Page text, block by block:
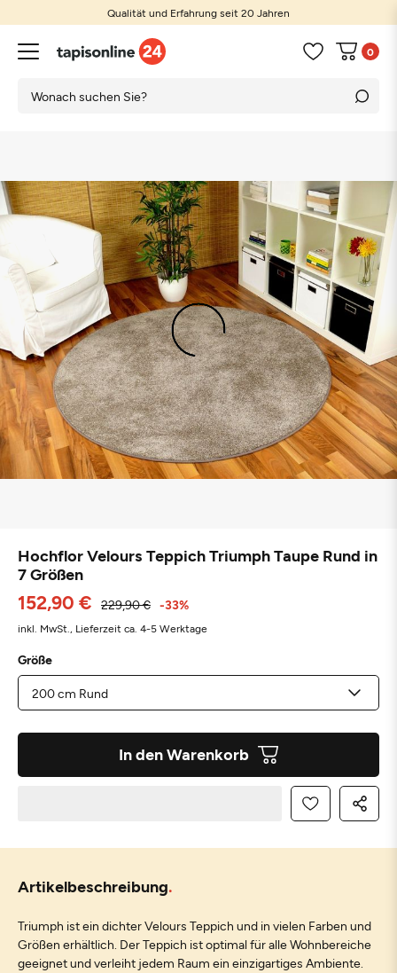
Qualität und Erfahrung seit 20 Jahren
0
Hochflor Velours Teppich Triumph Taupe Rund in
7 Größen
152,90 € 229,90 € -33%
inkl. MwSt., Lieferzeit ca. 4-5 Werktage
Größe
In den Warenkorb
Artikelbeschreibung
Triumph ist ein dichter Velours Teppich und in vielen Farben und
Größen erhältlich. Der Teppich ist optimal für alle Wohnbereiche
geeignet und verleiht jedem Raum ein einzigartiges Ambiente.